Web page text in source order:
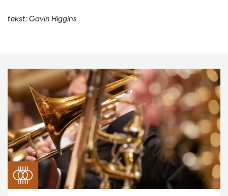
tekst: Gavin Higgins